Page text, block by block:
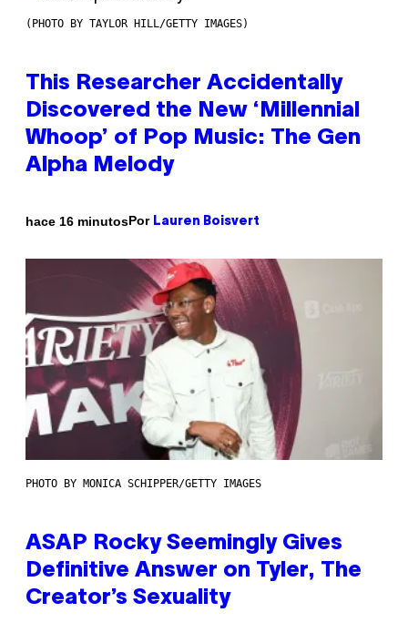
(PHOTO BY TAYLOR HILL/GETTY IMAGES)
This Researcher Accidentally
Discovered the New ‘Millennial
Whoop’ of Pop Music: The Gen
Alpha Melody
hace 16 minutosPor Lauren Boisvert
PHOTO BY MONICA SCHIPPER/GETTY IMAGES
ASAP Rocky Seemingly Gives
Definitive Answer on Tyler, The
Creator’s Sexuality